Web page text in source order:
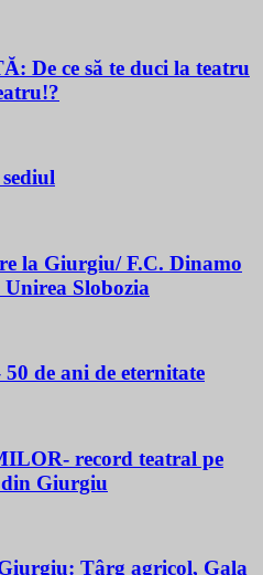
De ce să te duci la teatru
la Giurgiu/ F.C. Dinamo
Unirea Slobozia
de ani de eternitate
record teatral pe
din Giurgiu
Târg agricol, Gala